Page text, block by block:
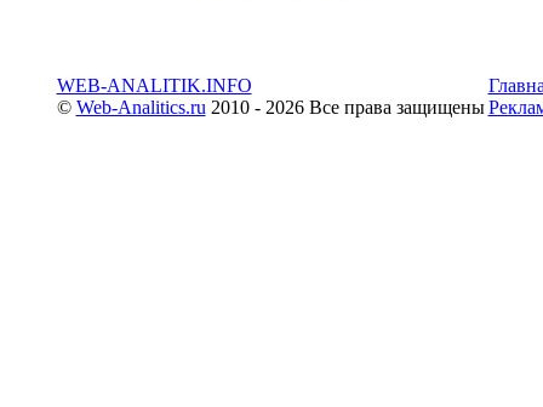
WEB-ANALITIK.INFO
© Web-Analitics.ru2010 - 2026 Все права защищены